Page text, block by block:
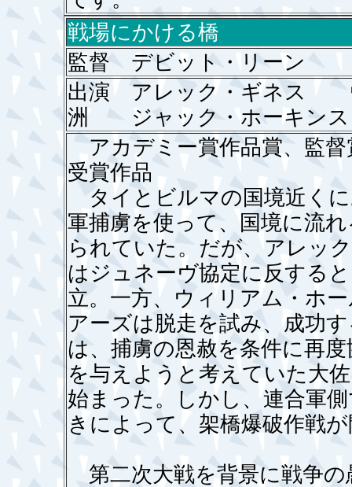
戦場にかける橋
監督 デビット・リーン
出演 アレック・ギネス
洲 ジャック・ホーキンス
アカデミー賞作品賞、監督
受賞作品
タイとビルマの国境近く
軍捕虜を使って、国境に流
られていた。だが、アレッ
はジュネーヴ協定に反する
立。一方、ウィリアム・ホ
アーズは脱走を試み、成功
は、捕虜の恩赦を条件に再
を与えようと考えていた大
始まった。しかし、連合軍
きによって、架橋爆破作戦
第二次大戦を背景に戦争の